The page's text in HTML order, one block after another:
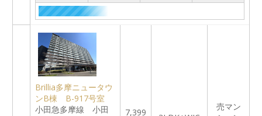
Brillia多摩ニュータウ
ンB棟 B-917号室
小田急多摩線 小田
7,399
売マン